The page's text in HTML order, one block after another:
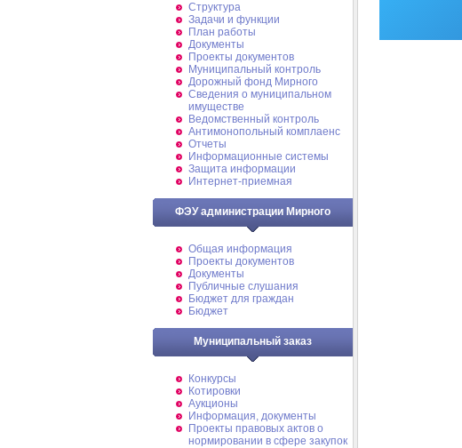
Структура
Задачи и функции
План работы
Документы
Проекты документов
Муниципальный контроль
Дорожный фонд Мирного
Cведения о муниципальном
имуществе
Ведомственный контроль
Антимонопольный комплаенс
Отчеты
Информационные системы
Защита информации
Интернет-приемная
ФЭУ администрации Мирного
Общая информация
Проекты документов
Документы
Публичные слушания
Бюджет для граждан
Бюджет
Муниципальный заказ
Конкурсы
Котировки
Аукционы
Информация, документы
Проекты правовых актов о
нормировании в сфере закупок